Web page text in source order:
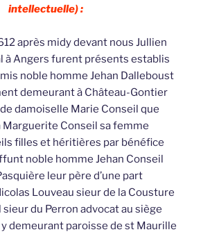
intellectuelle) :
après midy devant nous Jullien
à Angers furent présents establis
noble homme Jehan Dalleboust
demeurant à Château-Gontier
damoiselle Marie Conseil que
Conseil sa femme
filles et héritières par bénéfice
noble homme Jehan Conseil
leur père d’une part
Louveau sieur de la Cousture
sieur du Perron advocat au siège
y demeurant paroisse de st Maurille